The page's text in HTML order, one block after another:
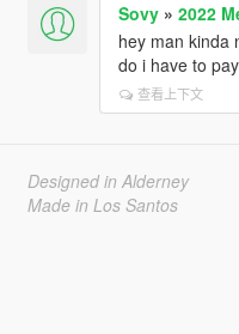
Sovy» 2022
hey man kinda
do i have to
查看上下文
Designed in Alderney
Made in Los Santos